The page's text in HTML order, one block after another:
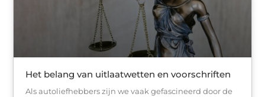
Het belang van uitlaatwetten en voorschriften
Als autoliefhebbers zijn we vaak gefascineerd door de